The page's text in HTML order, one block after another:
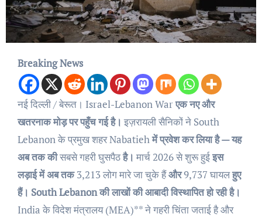
Breaking News
नई दिल्ली / बेरूत। Israel-Lebanon Warएक नए और
खतरनाक मोड़ पर पहुँच गई है। इज़रायली सैनिकों ने South
Lebanon के प्रमुख शहर Nabatiehमें प्रवेश कर लिया है — यह
अब तक कीसबसे गहरी घुसपैठहै। मार्च 2026 से शुरू हुईइस
लड़ाई में अब तक3,213 लोग मारे जा चुके हैंऔर9,737 घायलहुए
हैं। South Lebanon की लाखों की आबादी विस्थापित हो रही है।
India के विदेश मंत्रालय (MEA)** ने गहरी चिंता जताई है और